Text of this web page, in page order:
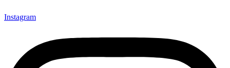
Instagram